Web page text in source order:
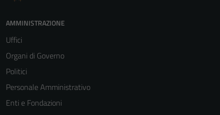
AMMINISTRAZIONE
Uffici
Organi di Governo
Politici
Personale Amministrativo
Enti e Fondazioni